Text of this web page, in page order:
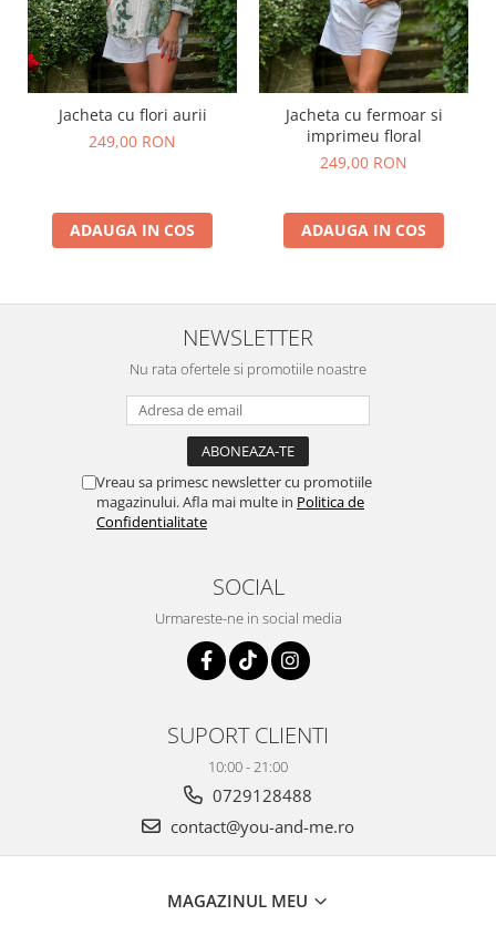
Jacheta cu flori aurii
249,00 RON
ADAUGA IN COS
Jacheta cu fermoar si
imprimeu floral
249,00 RON
ADAUGA IN COS
NEWSLETTER
Nu rata ofertele si promotiile noastre
Vreau sa primesc newsletter cu promotiile
magazinului. Afla mai multe in Politica de
Confidentialitate
SOCIAL
Urmareste-ne in social media
SUPORT CLIENTI
10:00 - 21:00
0729128488
contact@you-and-me.ro
MAGAZINUL MEU